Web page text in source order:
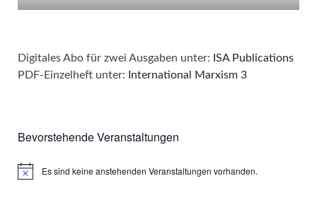
Digitales Abo für zwei Ausgaben unter: ISA Publications
PDF-Einzelheft unter:
International Marxism 3
Bevorstehende Veranstaltungen
HinweisEs sind keine anstehenden Veranstaltungen vorhanden.